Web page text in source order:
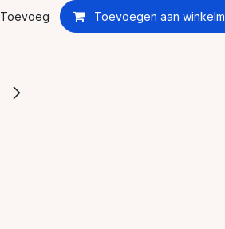
Toevoegen aan verlanglijst
Toevoegen aan